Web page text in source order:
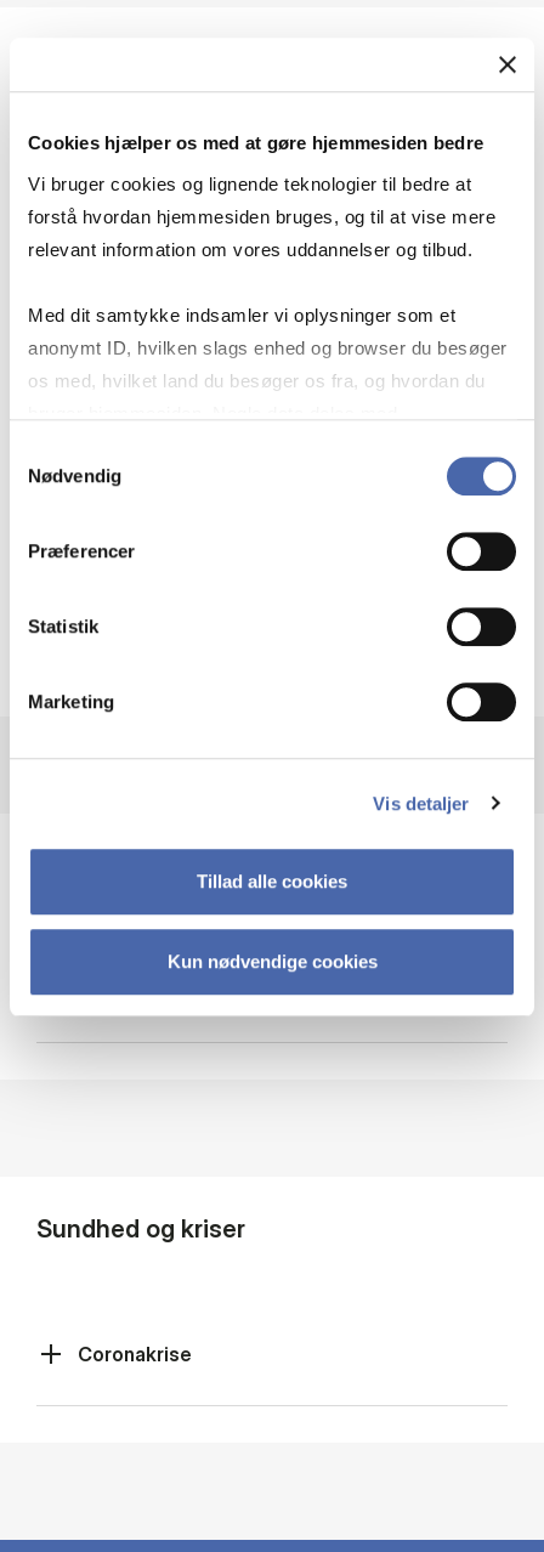
Cookies hjælper os med at gøre hjemmesiden bedre
Vi bruger cookies og lignende teknologier til bedre at
forstå hvordan hjemmesiden bruges, og til at vise mere
relevant information om vores uddannelser og tilbud.
Med dit samtykke indsamler vi oplysninger som et
anonymt ID, hvilken slags enhed og browser du besøger
os med, hvilket land du besøger os fra, og hvordan du
markedsføring. Du bestemmer selv - og kan altid trække
Nødvendig
Præferencer
Statistik
Marketing
Vis detaljer
Tillad alle cookies
Kun nødvendige cookies
Geopolitik og businesssikkerhed
navigerer man som virksomhed?
Krigen i Ukraine
Cybersikkerhed
Sundhed og kriser
Coronakrise